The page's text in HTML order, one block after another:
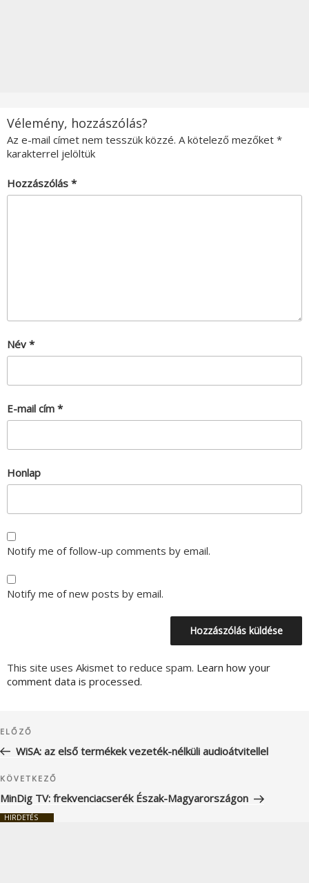
Vélemény, hozzászólás?
Az e-mail címet nem tesszük közzé. A kötelező mezőket *
karakterrel jelöltük
Hozzászólás *
Név *
E-mail cím *
Honlap
Notify me of follow-up comments by email.
Notify me of new posts by email.
This site uses Akismet to reduce spam. Learn how your
comment data is processed.
navigáció
Korábbi
bejegyzés
ELŐZŐ
WiSA: az első termékek vezeték-nélküli audioátvitellel
Következő
bejegyzés
KÖVETKEZŐ
MinDig TV: frekvenciacserék Észak-Magyarországon
HIRDETÉS